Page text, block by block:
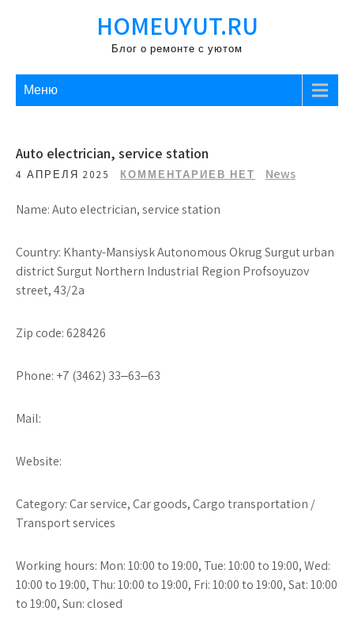
HOMEUYUT.RU
Блог о ремонте с уютом
Меню
Auto electrician, service station
4 АПРЕЛЯ 2025 КОММЕНТАРИЕВ НЕТ News
Name: Auto electrician, service station
Country: Khanty-Mansiysk Autonomous Okrug Surgut urban
district Surgut Northern Industrial Region Profsoyuzov
street, 43/2a
Zip code: 628426
Phone: +7 (3462) 33‒63‒63
Mail:
Website:
Category: Car service, Car goods, Cargo transportation /
Transport services
Working hours: Mon: 10:00 to 19:00, Tue: 10:00 to 19:00, Wed:
10:00 to 19:00, Thu: 10:00 to 19:00, Fri: 10:00 to 19:00, Sat: 10:00
to 19:00, Sun: closed